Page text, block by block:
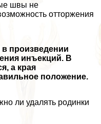
швы не
отторжения
в произведении
инъекций. В
а края
положение.
ли удалять родинки